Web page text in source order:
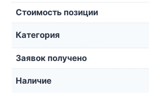
Стоимость позиции
Категория
Заявок получено
Наличие